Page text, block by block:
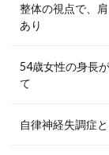
整体の視点で、
あり
54歳女性の身長
て
自律神経失調症